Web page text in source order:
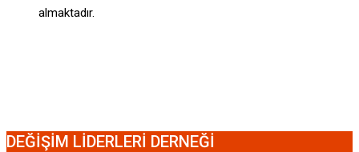
almaktadır.
DEĞİŞİM LİDERLERİ DERNEĞİ